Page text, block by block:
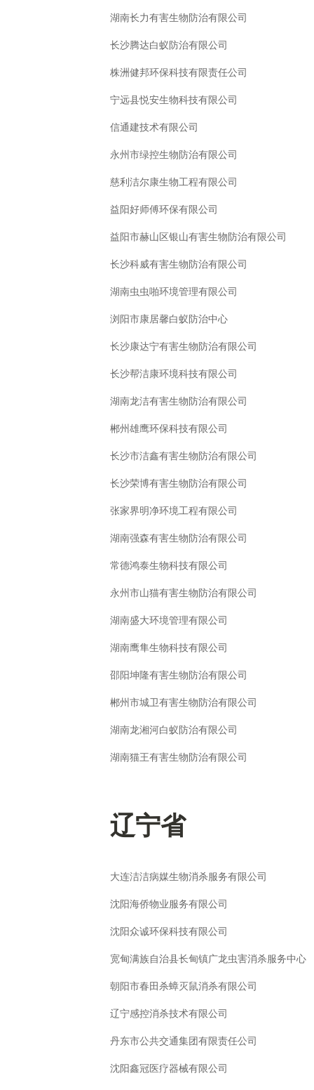
湖南长力有害生物防治有限公司
长沙腾达白蚁防治有限公司
株洲健邦环保科技有限责任公司
宁远县悦安生物科技有限公司
信通建技术有限公司
永州市绿控生物防治有限公司
慈利洁尔康生物工程有限公司
益阳好师傅环保有限公司
益阳市赫山区银山有害生物防治有限公司
长沙科威有害生物防治有限公司
湖南虫虫啪环境管理有限公司
浏阳市康居馨白蚁防治中心
长沙康达宁有害生物防治有限公司
长沙帮洁康环境科技有限公司
湖南龙洁有害生物防治有限公司
郴州雄鹰环保科技有限公司
长沙市洁鑫有害生物防治有限公司
长沙荣博有害生物防治有限公司
张家界明净环境工程有限公司
湖南强森有害生物防治有限公司
常德鸿泰生物科技有限公司
永州市山猫有害生物防治有限公司
湖南盛大环境管理有限公司
湖南鹰隼生物科技有限公司
邵阳坤隆有害生物防治有限公司
郴州市城卫有害生物防治有限公司
湖南龙湘河白蚁防治有限公司
湖南猫王有害生物防治有限公司
辽宁省
大连洁洁病媒生物消杀服务有限公司
沈阳海侨物业服务有限公司
沈阳众诚环保科技有限公司
宽甸满族自治县长甸镇广龙虫害消杀服务中心
朝阳市春田杀蟑灭鼠消杀有限公司
辽宁感控消杀技术有限公司
丹东市公共交通集团有限责任公司
沈阳鑫冠医疗器械有限公司